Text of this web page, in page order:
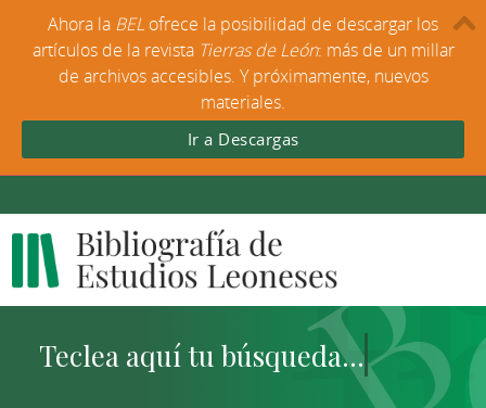
Ahora la BEL ofrece la posibilidad de descargar los
artículos de la revista Tierras de León: más de un millar
de archivos accesibles. Y próximamente, nuevos
materiales.
Ir a Descargas